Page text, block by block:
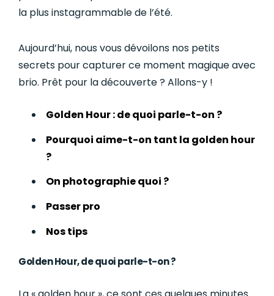
la plus instagrammable de l’été.
Aujourd’hui, nous vous dévoilons nos petits
secrets pour capturer ce moment magique avec
brio. Prêt pour la découverte ? Allons-y !
Golden Hour : de quoi parle-t-on ?
Pourquoi aime-t-on tant la golden hour
?
On photographie quoi ?
Passer pro
Nos tips
Golden Hour, de quoi parle-t-on ?